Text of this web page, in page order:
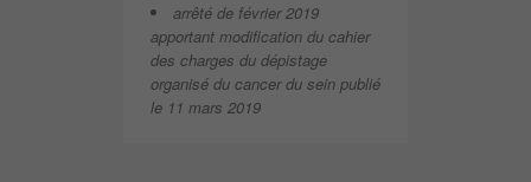
arrêté de février 2019
apportant modification du cahier
des charges du dépistage
organisé du cancer du sein publié
le 11 mars 2019